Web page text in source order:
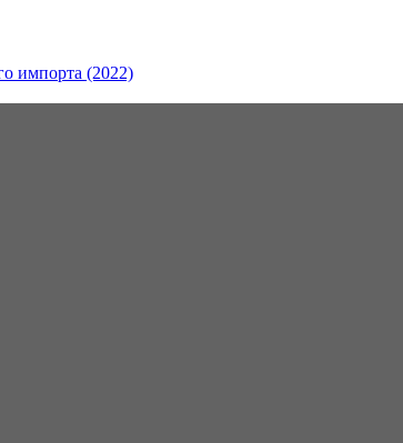
импорта (2022)